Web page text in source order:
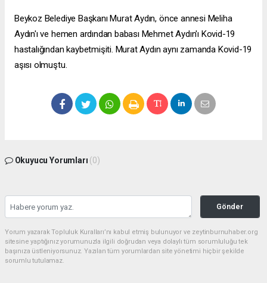
Beykoz Belediye Başkanı Murat Aydın, önce annesi Meliha
Aydın'ı ve hemen ardından babası Mehmet Aydın'ı Kovid-19
hastalığından kaybetmişiti. Murat Aydın aynı zamanda Kovid-19
aşısı olmuştu.
Okuyucu Yorumları (0)
Gönder
Yorum yazarak Topluluk Kuralları’nı kabul etmiş bulunuyor ve zeytinburnuhaber.org
sitesine yaptığınız yorumunuzla ilgili doğrudan veya dolaylı tüm sorumluluğu tek
başınıza üstleniyorsunuz. Yazılan tüm yorumlardan site yönetimi hiçbir şekilde
sorumlu tutulamaz.